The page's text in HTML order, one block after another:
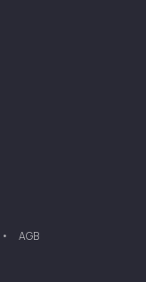
• AGB